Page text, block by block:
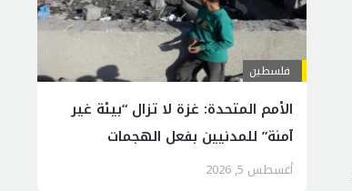
فلسطين
الأمم المتحدة: غزة لا تزال “بيئة غير
آمنة” للمدنيين بفعل الهجمات
الإسرائيلية
أغسطس 5, 2026